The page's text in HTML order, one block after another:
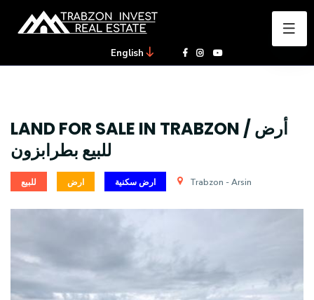
English
LAND FOR SALE IN TRABZON / أرض
للبيع بطرابزون
للبيع ارض ارض سكنية Trabzon - Arsin